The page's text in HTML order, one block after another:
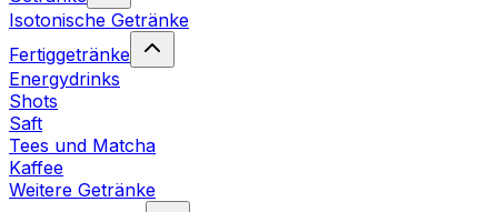
Isotonische Getränke
Fertiggetränke
Energydrinks
Shots
Saft
Tees und Matcha
Kaffee
Weitere Getränke